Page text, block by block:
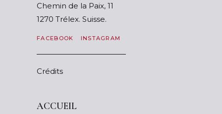
Chemin de la Paix, 11
1270 Trélex. Suisse.
FACEBOOK INSTAGRAM
Crédits
ACCUEIL